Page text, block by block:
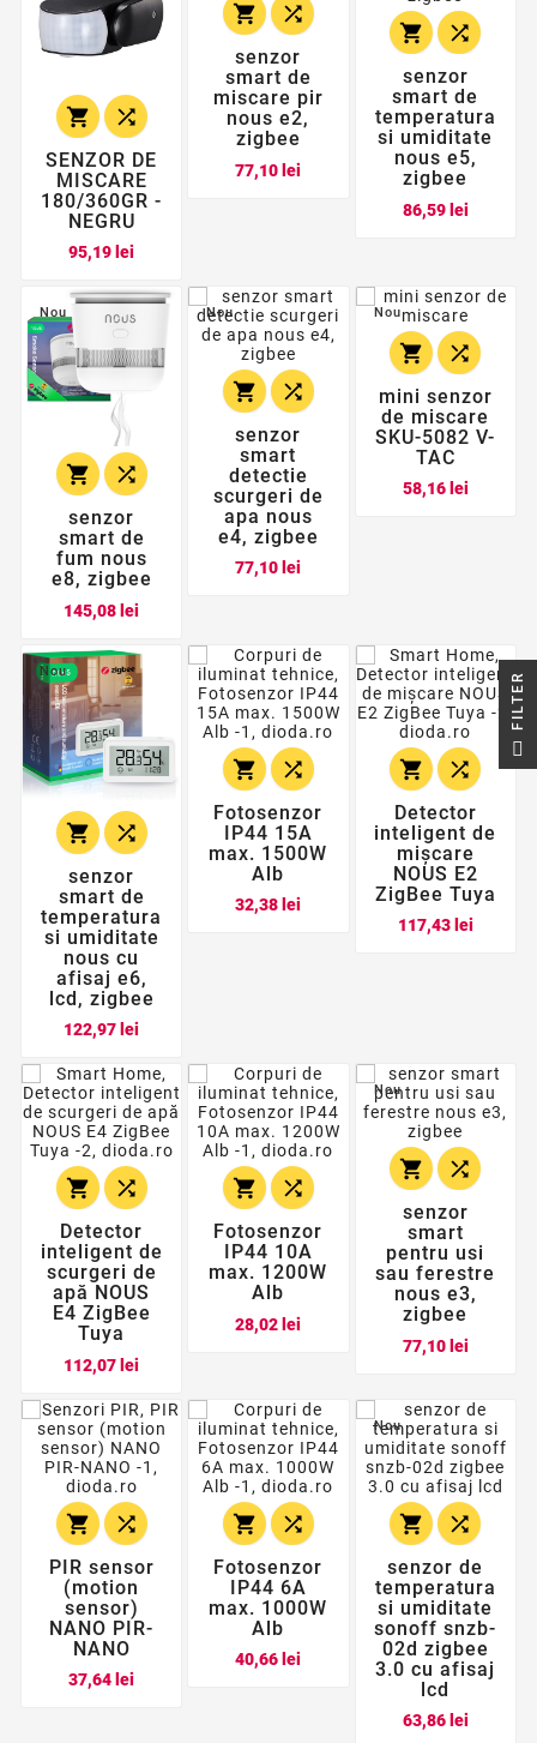
 
SENZOR DE
MISCARE
180/360GR -
NEGRU
95,19 lei
 
senzor
smart de
miscare pir
nous e2,
zigbee
77,10 lei
 
senzor
smart de
temperatura
si umiditate
nous e5,
zigbee
86,59 leiPret
Nou
 
senzor
smart de
fum nous
e8, zigbee
145,08 lei
Nou
 
senzor
smart
detectie
scurgeri de
apa nous
e4, zigbee
77,10 lei
Nou
 
mini senzor
de miscare
SKU-5082 V-
TAC
58,16 leiPret
Nou
 
senzor
smart de
temperatura
si umiditate
nous cu
afisaj e6,
lcd, zigbee
122,97 lei
 
Fotosenzor
IP44 15A
max. 1500W
Alb
32,38 lei
 
Detector
inteligent de
mișcare
NOUS E2
ZigBee Tuya
117,43 leiPret
 
Detector
inteligent de
scurgeri de
apă NOUS
E4 ZigBee
Tuya
112,07 lei
 
Fotosenzor
IP44 10A
max. 1200W
Alb
28,02 lei
Nou
 
senzor
smart
pentru usi
sau ferestre
nous e3,
zigbee
77,10 leiPret
 
PIR sensor
(motion
sensor)
NANO PIR-
NANO
37,64 lei
 
Fotosenzor
IP44 6A
max. 1000W
Alb
40,66 lei
Nou
 
senzor de
temperatura
si umiditate
sonoff snzb-
02d zigbee
3.0 cu afisaj
lcd
63,86 leiPret
R